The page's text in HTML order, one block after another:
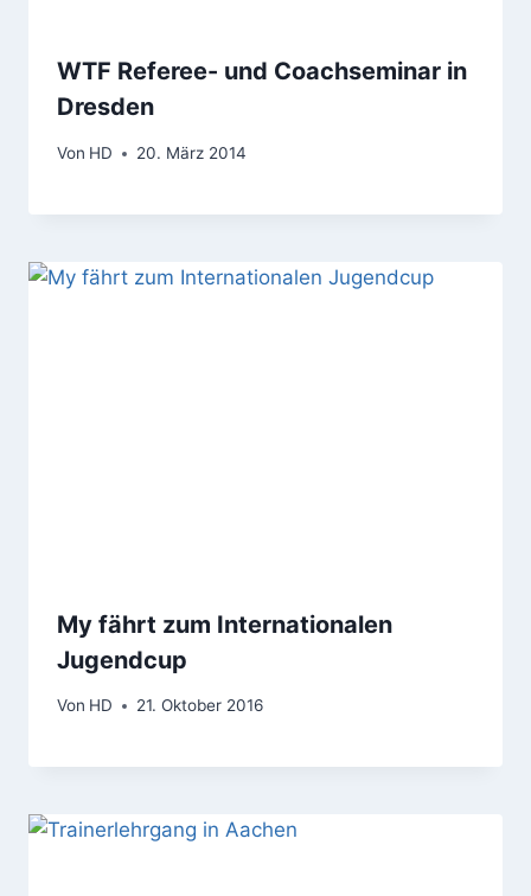
WTF Referee- und Coachseminar in
Dresden
Von HD 20. März 2014
My fährt zum Internationalen
Jugendcup
Von HD 21. Oktober 2016